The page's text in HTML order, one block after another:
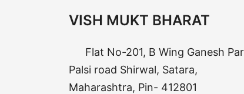
VISH MUKT BHARAT
Flat No-201, B Wing Ganesh
Palsi road Shirwal, Satara,
Maharashtra, Pin- 412801